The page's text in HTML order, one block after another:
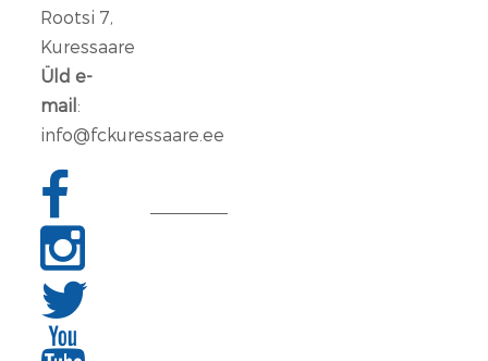
Rootsi 7,
Kuressaare
Üld e-
mail :
info@fckuressaare.ee